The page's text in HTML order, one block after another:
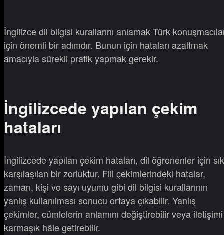
İngilizce dil bilgisi kurallarını anlamak Türk
için önemli bir adımdır. Bunun için hataları azaltmak
amacıyla sürekli pratik yapmak gerekir.
İngilizcede yapılan çekim
hataları
İngilizcede yapılan çekim hataları, dil öğrenenler için sık
karşılaşılan bir zorluktur. Fiil çekimlerindeki hatalar,
zaman, kişi ve sayı uyumu gibi dil bilgisi kurallarının
yanlış kullanılması sonucu ortaya çıkabilir. Yanlış
çekimler, cümlelerin anlamını değiştirebilir veya iletişimi
karmaşık hâle getirebilir.